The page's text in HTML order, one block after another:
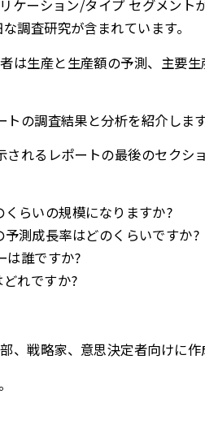
ケーション/タイプ セグメント
調査研究が含まれています。
は生産と生産額の予測、主要
の調査結果と分析を紹介します
れるレポートの最後のセクショ
らいの規模になりますか?
測成長率はどのくらいですか?
は誰ですか?
れですか?
戦略家、意思決定者向けに作